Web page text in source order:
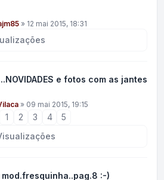
» 12 mai 2015, 18:31
e fotos com as jantes
» 09 mai 2015, 19:15
1 2 3 4
5
:-)